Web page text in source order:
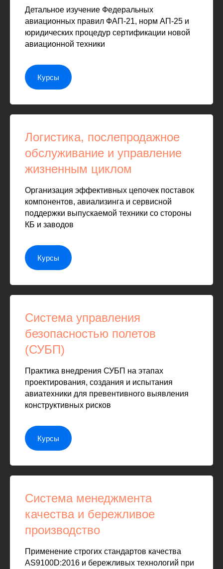
Детальное изучение Федеральных
авиационных правил ФАП-21, норм АП-25 и
юридических процедур сертификации новой
авиационной техники
Курсы
Логистика, послепродажное
обслуживание и управление
жизненным циклом
Организация эффективных цепочек поставок
компонентов, авиализинга и сервисной
поддержки выпускаемой техники со стороны
КБ и заводов
Курсы
Система управления
безопасностью полетов
(СУБП)
Практика внедрения СУБП на этапах
проектирования, создания и испытания
авиатехники для превентивного выявления
конструктивных рисков
Курсы
Система менеджмента
качества и бережливое
производство
Применение строгих стандартов качества
AS9100D:2016 и бережливых технологий при